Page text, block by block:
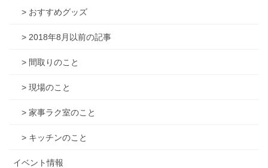
> おすすめグッズ
> 2018年8月以前の記事
> 間取りのこと
> 現場のこと
> 家事ラク室のこと
> キッチンのこと
イベント情報